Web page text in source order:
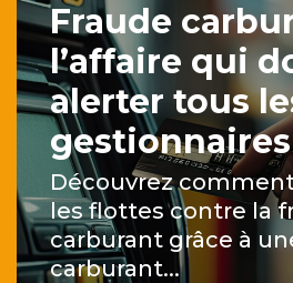
Fraude
l’affaire qui
alerter tous
Découvrez
les flottes contre la
carburant grâce à
carburant...